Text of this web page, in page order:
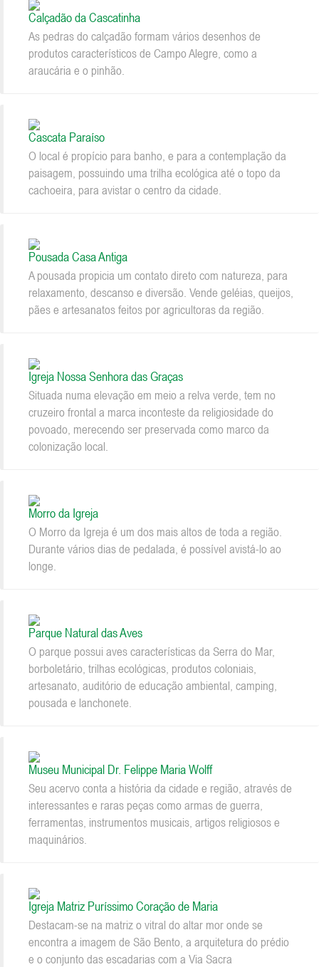
Calçadão da Cascatinha
As pedras do calçadão formam vários desenhos de
produtos característicos de Campo Alegre, como a
araucária e o pinhão.
Cascata Paraíso
O local é propício para banho, e para a contemplação da
paisagem, possuindo uma trilha ecológica até o topo da
cachoeira, para avistar o centro da cidade.
Pousada Casa Antiga
A pousada propicia um contato direto com natureza, para
relaxamento, descanso e diversão. Vende geléias, queijos,
pães e artesanatos feitos por agricultoras da região.
Igreja Nossa Senhora das Graças
Situada numa elevação em meio a relva verde, tem no
cruzeiro frontal a marca inconteste da religiosidade do
povoado, merecendo ser preservada como marco da
colonização local.
Morro da Igreja
O Morro da Igreja é um dos mais altos de toda a região.
Durante vários dias de pedalada, é possível avistá-lo ao
longe.
Parque Natural das Aves
O parque possui aves características da Serra do Mar,
borboletário, trilhas ecológicas, produtos coloniais,
artesanato, auditório de educação ambiental, camping,
pousada e lanchonete.
Museu Municipal Dr. Felippe Maria Wolff
Seu acervo conta a história da cidade e região, através de
interessantes e raras peças como armas de guerra,
ferramentas, instrumentos musicais, artigos religiosos e
maquinários.
Igreja Matriz Puríssimo Coração de Maria
Destacam-se na matriz o vitral do altar mor onde se
encontra a imagem de São Bento, a arquitetura do prédio
e o conjunto das escadarias com a Via Sacra